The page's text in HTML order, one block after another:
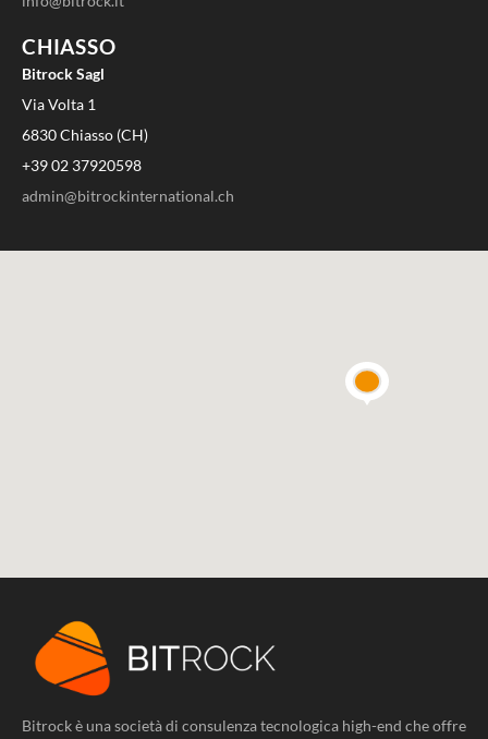
CHIASSO
Bitrock Sagl
Via Volta 1
6830 Chiasso (CH)
+39 02 37920598
admin@bitrockinternational.ch
Bitrock è una società di consulenza tecnologica high-end che offre